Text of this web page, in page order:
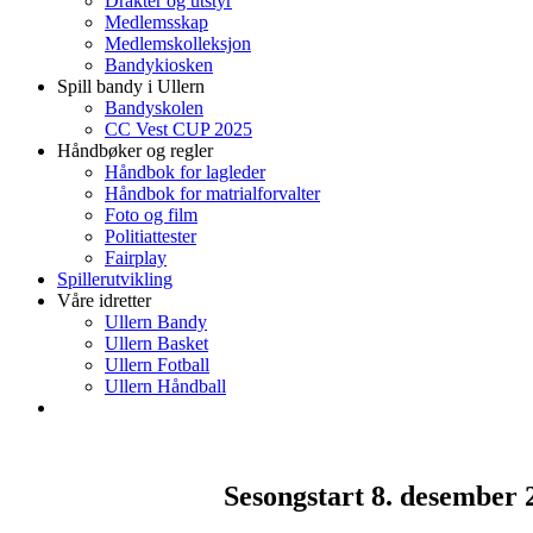
Medlemsskap
Medlemskolleksjon
Bandykiosken
Spill bandy i Ullern
Bandyskolen
CC Vest CUP 2025
Håndbøker og regler
Håndbok for lagleder
Håndbok for matrialforvalter
Foto og film
Politiattester
Fairplay
Spillerutvikling
Våre idretter
Ullern Bandy
Ullern Basket
Ullern Fotball
Ullern Håndball
Sesongstart 8. desember